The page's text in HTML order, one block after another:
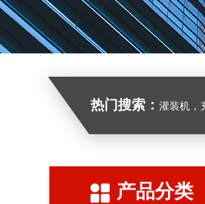
热门搜索： 灌装机，
产品分类